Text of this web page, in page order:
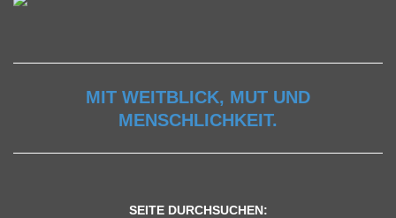
MIT WEITBLICK, MUT UND
MENSCHLICHKEIT.
SEITE DURCHSUCHEN: